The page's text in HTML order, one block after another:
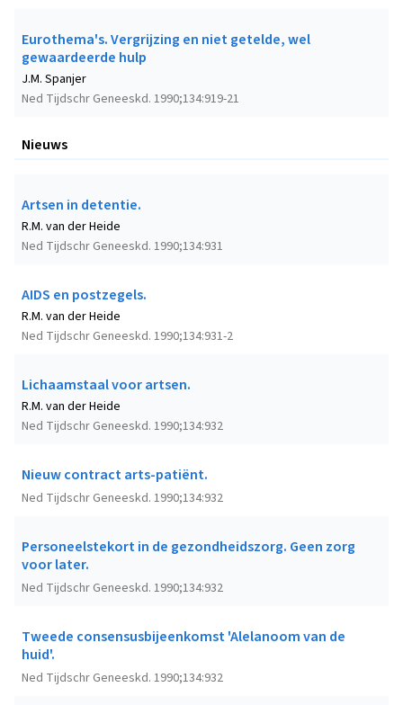
Eurothema's. Vergrijzing en niet getelde, wel
gewaardeerde hulp
Ned Tijdschr Geneeskd. 1990;134:919-21
J.M. Spanjer
Nieuws
Artsen in detentie.
Ned Tijdschr Geneeskd. 1990;134:931
R.M. van der Heide
AIDS en postzegels.
Ned Tijdschr Geneeskd. 1990;134:931-2
R.M. van der Heide
Lichaamstaal voor artsen.
Ned Tijdschr Geneeskd. 1990;134:932
R.M. van der Heide
Nieuw contract arts-patiënt.
Ned Tijdschr Geneeskd. 1990;134:932
Personeelstekort in de gezondheidszorg. Geen zorg
voor later.
Ned Tijdschr Geneeskd. 1990;134:932
Tweede consensusbijeenkomst 'Alelanoom van de
huid'.
Ned Tijdschr Geneeskd. 1990;134:932